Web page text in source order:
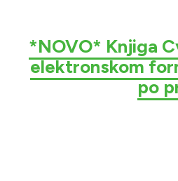
*NOVO* Knjiga
elektronskom
po